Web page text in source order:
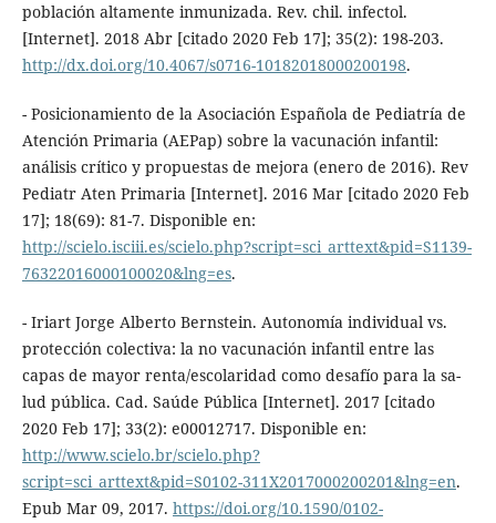
población altamente inmunizada. Rev. chil. infectol.
[Internet]. 2018 Abr [citado 2020 Feb 17]; 35(2): 198-203.
http://dx.doi.org/10.4067/s0716-10182018000200198.
- Posicionamiento de la Asociación Española de Pediatría de
Atención Primaria (AEPap) sobre la vacunación infantil:
análisis crítico y propuestas de mejora (enero de 2016). Rev
Pediatr Aten Primaria [Internet]. 2016 Mar [citado 2020 Feb
17]; 18(69): 81-7. Disponible en:
http://scielo.isciii.es/scielo.php?script=sci_arttext&pid=S1139-
76322016000100020&lng=es.
- Iriart Jorge Alberto Bernstein. Autonomía individual vs.
protección colectiva: la no vacunación infantil entre las
capas de mayor renta/escolaridad como desafío para la sa-
lud pública. Cad. Saúde Pública [Internet]. 2017 [citado
2020 Feb 17]; 33(2): e00012717. Disponible en:
http://www.scielo.br/scielo.php?
script=sci_arttext&pid=S0102-311X2017000200201&lng=en.
Epub Mar 09, 2017. https://doi.org/10.1590/0102-